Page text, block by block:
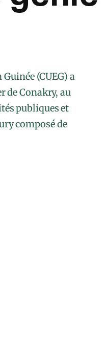
(CUEG) a
de Conakry, au
publiques et
composé de